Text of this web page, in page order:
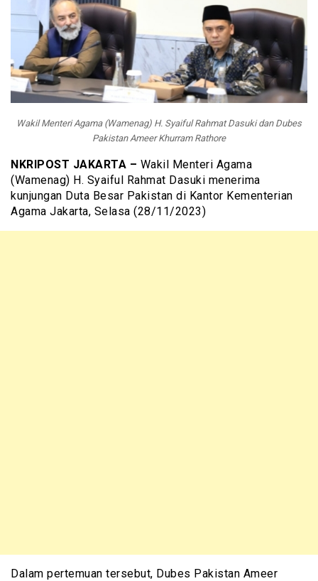
Wakil Menteri Agama (Wamenag) H. Syaiful Rahmat Dasuki dan Dubes
Pakistan Ameer Khurram Rathore
NKRIPOST JAKARTA – Wakil Menteri Agama
(Wamenag) H. Syaiful Rahmat Dasuki menerima
kunjungan Duta Besar Pakistan di Kantor Kementerian
Agama Jakarta, Selasa (28/11/2023)
Dalam pertemuan tersebut, Dubes Pakistan Ameer